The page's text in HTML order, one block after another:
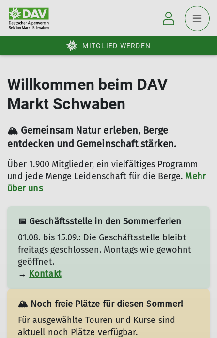
MITGLIED WERDEN
Willkommen beim DAV
Markt Schwaben
🏔️ Gemeinsam Natur erleben, Berge
entdecken und Gemeinschaft stärken.
Über 1.900 Mitglieder, ein vielfältiges Programm
und jede Menge Leidenschaft für die Berge. Mehr
über uns
📅 Geschäftsstelle in den Sommerferien
01.08. bis 15.09.: Die Geschäftsstelle bleibt
freitags geschlossen. Montags wie gewohnt
geöffnet.
→ Kontakt
🏔️ Noch freie Plätze für diesen Sommer!
Für ausgewählte Touren und Kurse sind
aktuell noch Plätze verfügbar.